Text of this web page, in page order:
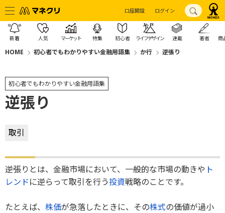
口座開設 ログイン
新着 人気 マーケット 特集 初心者 ライフデザイン 連載 著者 商
HOME 初心者でもわかりやすい金融用語集 か行 逆張り
初心者でもわかりやすい金融用語集
逆張り
取引
逆張りとは、金融市場において、一般的な市場の動きや ト
レンドに逆らって取引を行う投資戦略のことです。
たとえば、 株価が急落したときに、その株式の価値が過小